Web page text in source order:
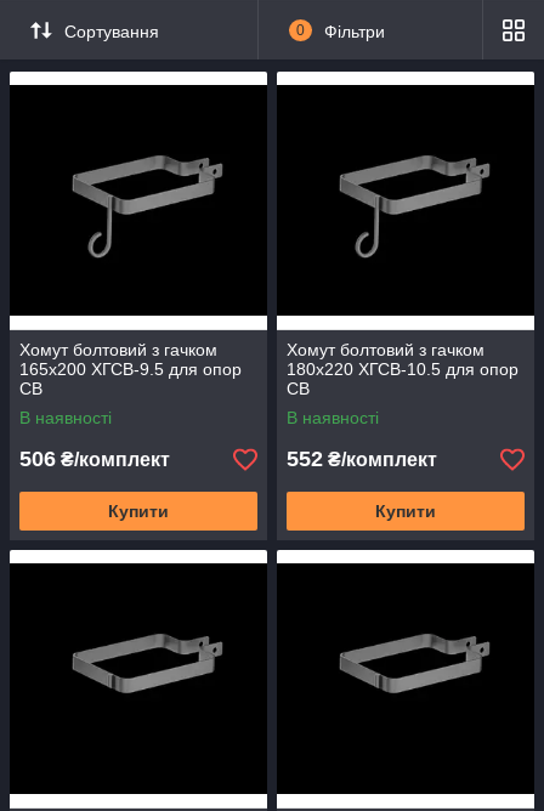
Сортування 0 Фільтри
Хомут болтовий з гачком
165х200 ХГСВ-9.5 для опор
СВ
В наявності
506 ₴/комплект
Купити
Хомут болтовий з гачком
180х220 ХГСВ-10.5 для опор
СВ
В наявності
552 ₴/комплект
Купити